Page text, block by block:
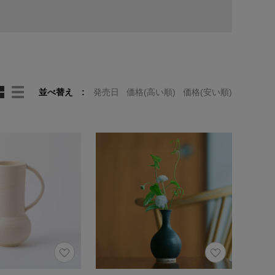
並べ替え 発売日 価格(高い順) 価格(安い順)